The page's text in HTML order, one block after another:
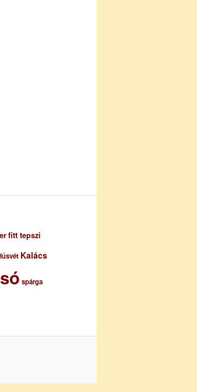
fitt tepszi
Kalács
spárga